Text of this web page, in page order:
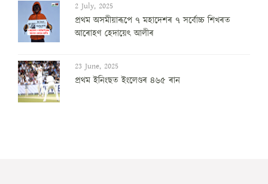
2 July, 2025
প্ৰথম অসমীয়াৰূপে ৭ মহাদেশৰ ৭ সৰ্বোচ্চ শিখৰত
আৰোহণ হেদায়েৎ আলীৰ
23 June, 2025
প্ৰথম ইনিংছত ইংলেণ্ডৰ ৪৬৫ ৰান